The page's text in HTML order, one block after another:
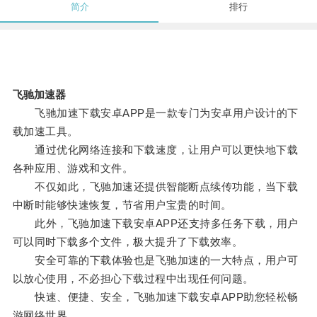
简介 排行
飞驰加速器
飞驰加速下载安卓APP是一款专门为安卓用户设计的下
载加速工具。
通过优化网络连接和下载速度，让用户可以更快地下载
各种应用、游戏和文件。
不仅如此，飞驰加速还提供智能断点续传功能，当下载
中断时能够快速恢复，节省用户宝贵的时间。
此外，飞驰加速下载安卓APP还支持多任务下载，用户
可以同时下载多个文件，极大提升了下载效率。
安全可靠的下载体验也是飞驰加速的一大特点，用户可
以放心使用，不必担心下载过程中出现任何问题。
快速、便捷、安全，飞驰加速下载安卓APP助您轻松畅